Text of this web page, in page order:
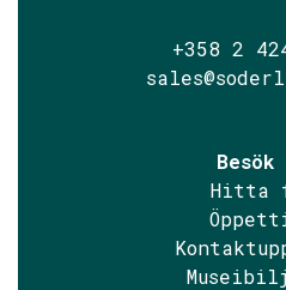
+358 2
Besök
Hitta